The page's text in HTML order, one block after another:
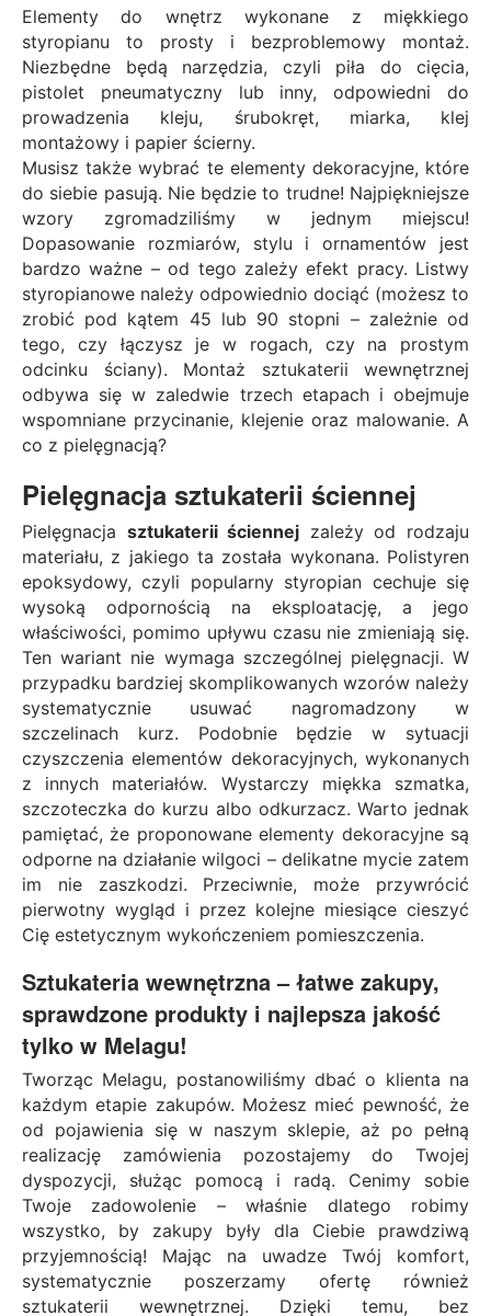
Elementy do wnętrz wykonane z miękkiego
styropianu to prosty i bezproblemowy montaż.
Niezbędne będą narzędzia, czyli piła do cięcia,
pistolet pneumatyczny lub inny, odpowiedni do
prowadzenia kleju, śrubokręt, miarka, klej
montażowy i papier ścierny.
Musisz także wybrać te elementy dekoracyjne, które
do siebie pasują. Nie będzie to trudne! Najpiękniejsze
wzory zgromadziliśmy w jednym miejscu!
Dopasowanie rozmiarów, stylu i ornamentów jest
bardzo ważne – od tego zależy efekt pracy. Listwy
styropianowe należy odpowiednio dociąć (możesz to
zrobić pod kątem 45 lub 90 stopni – zależnie od
tego, czy łączysz je w rogach, czy na prostym
odcinku ściany). Montaż sztukaterii wewnętrznej
odbywa się w zaledwie trzech etapach i obejmuje
wspomniane przycinanie, klejenie oraz malowanie. A
co z pielęgnacją?
Pielęgnacja sztukaterii ściennej
Pielęgnacja sztukaterii ściennej zależy od rodzaju
materiału, z jakiego ta została wykonana. Polistyren
epoksydowy, czyli popularny styropian cechuje się
wysoką odpornością na eksploatację, a jego
właściwości, pomimo upływu czasu nie zmieniają się.
Ten wariant nie wymaga szczególnej pielęgnacji. W
przypadku bardziej skomplikowanych wzorów należy
systematycznie usuwać nagromadzony w
szczelinach kurz. Podobnie będzie w sytuacji
czyszczenia elementów dekoracyjnych, wykonanych
z innych materiałów. Wystarczy miękka szmatka,
szczoteczka do kurzu albo odkurzacz. Warto jednak
pamiętać, że proponowane elementy dekoracyjne są
odporne na działanie wilgoci – delikatne mycie zatem
im nie zaszkodzi. Przeciwnie, może przywrócić
pierwotny wygląd i przez kolejne miesiące cieszyć
Cię estetycznym wykończeniem pomieszczenia.
Sztukateria wewnętrzna – łatwe zakupy,
sprawdzone produkty i najlepsza jakość
tylko w Melagu!
Tworząc Melagu, postanowiliśmy dbać o klienta na
każdym etapie zakupów. Możesz mieć pewność, że
od pojawienia się w naszym sklepie, aż po pełną
realizację zamówienia pozostajemy do Twojej
dyspozycji, służąc pomocą i radą. Cenimy sobie
Twoje zadowolenie – właśnie dlatego robimy
wszystko, by zakupy były dla Ciebie prawdziwą
przyjemnością! Mając na uwadze Twój komfort,
systematycznie poszerzamy ofertę również
sztukaterii wewnętrznej. Dzięki temu, bez